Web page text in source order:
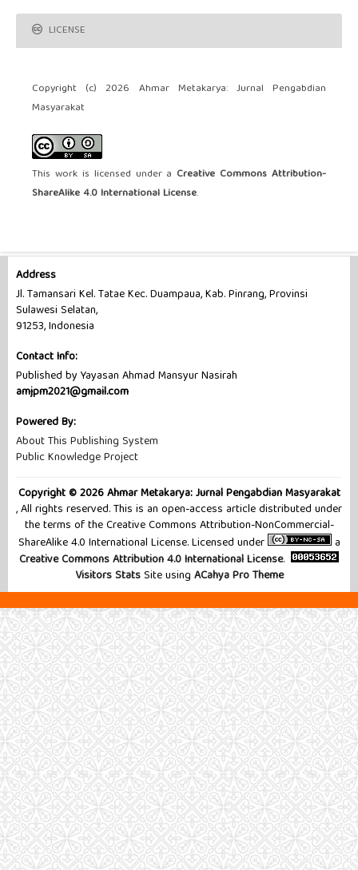
LICENSE
Copyright (c) 2026 Ahmar Metakarya: Jurnal Pengabdian
Masyarakat
This work is licensed under a Creative Commons Attribution-
ShareAlike 4.0 International License.
Address
Jl. Tamansari Kel. Tatae Kec. Duampaua, Kab. Pinrang, Provinsi
Sulawesi Selatan,
91253, Indonesia
Contact Info:
Published by Yayasan Ahmad Mansyur Nasirah
amjpm2021@gmail.com
Powered By:
About This Publishing System
Public Knowledge Project
Copyright © 2026 Ahmar Metakarya: Jurnal Pengabdian Masyarakat
, All rights reserved. This is an open-access article distributed under
the terms of the Creative Commons Attribution-NonCommercial-
ShareAlike 4.0 International License. Licensed under
a
Creative Commons Attribution 4.0 International License.
Visitors StatsSite using ACahya Pro Theme